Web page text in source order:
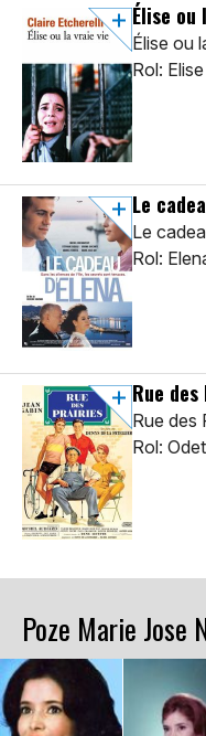
Élise ou
Élise ou
Rol:
Le
Le
Rol:
Rue
Rue des
Rol:
Poze Marie Jose